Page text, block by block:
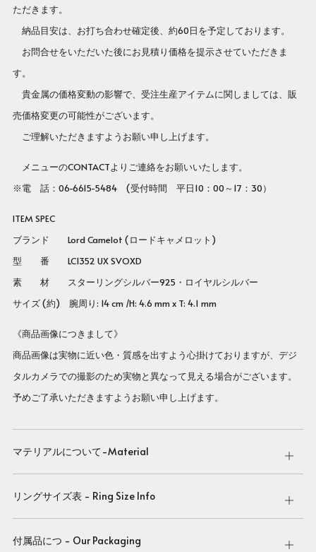
ただきます。
納品目安は、お打ち合わせ確定後、約60日を予定しております。
お問合せをいただいた後にお見積り価格を提示させていただきま
す。
貴金属の価格変動の影響で、受注生産アイテムに関しましては、販
売価格変更の可能性がございます。
ご理解いただきますようお願い申し上げます。
メニューのCONTACTよりご連絡をお願いいたします。
※電 話：06-6615-5484 (受付時間 平日10：00～17：30）
ITEM SPEC
ブランド Lord Camelot (ロードキャメロット)
型 番 LC1352 UX SVOXD
素 材 スターリングシルバー925・ロイヤルシルバー
サイズ (約) 腕周り: 14 cm /H: 4.6 mm x T: 4.1 mm
《商品画像につきまして》
商品画像は実物に近い色・質感を出すよう心掛けておりますが、デジ
タルカメラでの撮影のため実物と異なって見える場合がございます。
予めご了承いただきますようお願い申し上げます。
マテリアルについて-Material
Open
tab
リングサイズ表 - Ring Size Info
Open
tab
付属品につ - Our Packaging
Open